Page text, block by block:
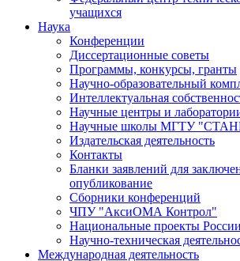
учащихся
Наука
Конференции
Диссертационные советы
Программы, конкурсы, гранты
Научно-образовательный
Интеллектуальная
Научные центры и
Научные школы МГТУ
Издательская деятельность
Контакты
Бланки заявлений для
опубликование
Сборники конференций
ЧПУ "АксиОМА Контрол"
Национальные проекты России
Научно-техническая
Международная деятельность